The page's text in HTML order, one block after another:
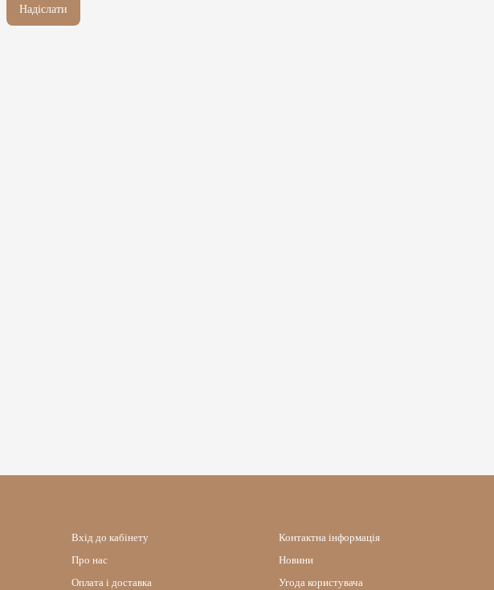
Надіслати
Вхід до кабінету
Про нас
Оплата і доставка
Контактна інформація
Новини
Угода користувача